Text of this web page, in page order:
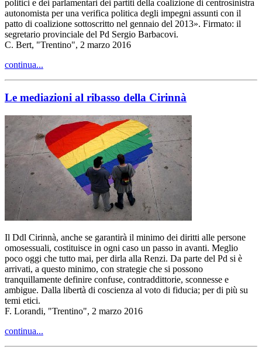
politici e dei parlamentari dei partiti della coalizione di centrosinistra
autonomista per una verifica politica degli impegni assunti con il
patto di coalizione sottoscritto nel gennaio del 2013». Firmato: il
segretario provinciale del Pd Sergio Barbacovi.
C. Bert, "Trentino", 2 marzo 2016
continua...
Le mediazioni al ribasso della Cirinnà
Il Ddl Cirinnà, anche se garantirà il minimo dei diritti alle persone
omosessuali, costituisce in ogni caso un passo in avanti. Meglio
poco oggi che tutto mai, per dirla alla Renzi. Da parte del Pd si è
arrivati, a questo minimo, con strategie che si possono
tranquillamente definire confuse, contraddittorie, sconnesse e
ambigue. Dalla libertà di coscienza al voto di fiducia; per di più su
temi etici.
F. Lorandi, "Trentino", 2 marzo 2016
continua...